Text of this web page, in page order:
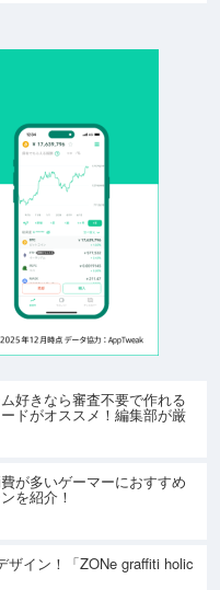
好きなら審査不要で作れる
ドがオススメ！編集部が厳
が多いゲーマーにおすすめ
を紹介！
ザイン！「ZONe graffiti holic